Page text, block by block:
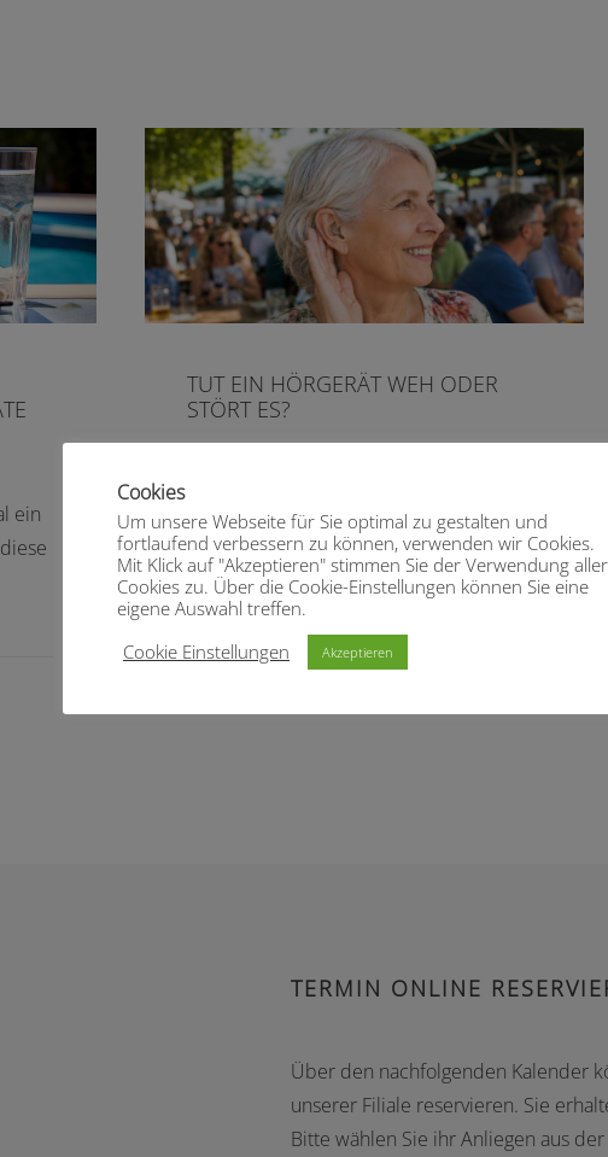
ein
TUT EIN HÖRGERÄT WEH ODER
STÖRT ES?
wichtige Frage ...
Continue Reading
2. Juli 2026
TERMIN ONLINE
Über den nachfolgenden Kalender
unserer Filiale reservieren. Sie
Bitte wählen Sie ihr Anliegen aus
Cookies
Um unsere Webseite für Sie optimal zu gestalten und
fortlaufend verbessern zu können, verwenden wir Cookies.
Mit Klick auf "Akzeptieren" stimmen Sie der Verwendung aller
Cookies zu. Über die Cookie-Einstellungen können Sie eine
eigene Auswahl treffen.
Cookie Einstellungen
Akzeptieren